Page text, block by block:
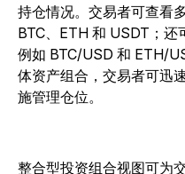
持仓情况。交易者可查看
BTC、ETH 和 USDT；还
例如 BTC/USD 和 ETH/
体资产组合，交易者可迅
施管理仓位。
整合型投资组合视图可为